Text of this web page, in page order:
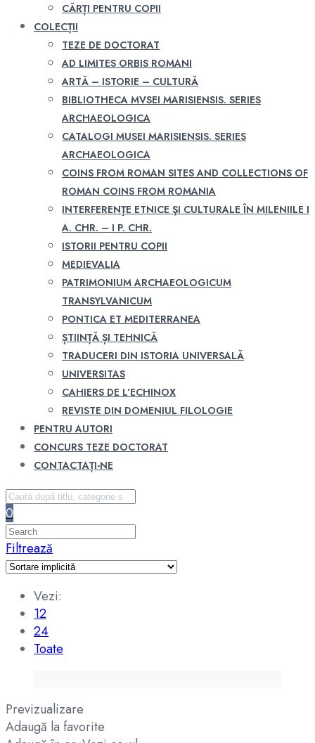
CĂRȚI PENTRU COPII
COLECȚII
TEZE DE DOCTORAT
AD LIMITES ORBIS ROMANI
ARTĂ – ISTORIE – CULTURĂ
BIBLIOTHECA MVSEI MARISIENSIS. SERIES
ARCHAEOLOGICA
CATALOGI MUSEI MARISIENSIS. SERIES
ARCHAEOLOGICA
COINS FROM ROMAN SITES AND COLLECTIONS OF
ROMAN COINS FROM ROMANIA
INTERFERENŢE ETNICE ŞI CULTURALE ÎN MILENIILE I
A. CHR. – I P. CHR.
ISTORII PENTRU COPII
MEDIEVALIA
PATRIMONIUM ARCHAEOLOGICUM
TRANSYLVANICUM
PONTICA ET MEDITERRANEA
ȘTIINȚĂ ȘI TEHNICĂ
TRADUCERI DIN ISTORIA UNIVERSALĂ
UNIVERSITAS
CAHIERS DE L’ECHINOX
REVISTE DIN DOMENIUL FILOLOGIE
PENTRU AUTORI
CONCURS TEZE DOCTORAT
CONTACTAȚI-NE
0
Filtrează
Vezi:
12
24
Toate
Previzualizare
Adaugă la favorite